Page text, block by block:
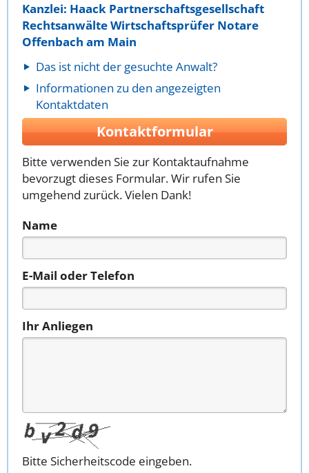
Kanzlei: Haack Partnerschaftsgesellschaft
Rechtsanwälte Wirtschaftsprüfer Notare
Offenbach am Main
Das ist nicht der gesuchte Anwalt?
Informationen zu den angezeigten
Kontaktdaten
Kontaktformular
Bitte verwenden Sie zur Kontaktaufnahme
bevorzugt dieses Formular. Wir rufen Sie
umgehend zurück. Vielen Dank!
Name
E-Mail oder Telefon
Ihr Anliegen
Bitte Sicherheitscode eingeben.